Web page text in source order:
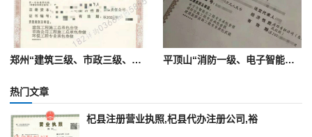
郑州“建筑三级、市政三级、环保三级”资质转让（带安许）低价 平顶山“消防一级、电子智能化一级、装修二级”资质整转（股权）本地包分包变
热门文章
杞县注册营业执照,杞县代办注册公司,裕